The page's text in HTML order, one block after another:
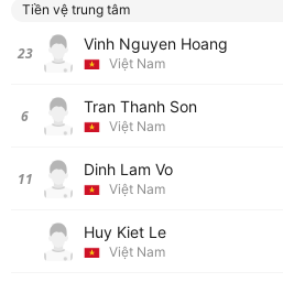
Tiền vệ trung tâm
23 Vinh Nguyen Hoang
Việt Nam
6 Tran Thanh Son
Việt Nam
11 Dinh Lam Vo
Việt Nam
Huy Kiet Le
Việt Nam